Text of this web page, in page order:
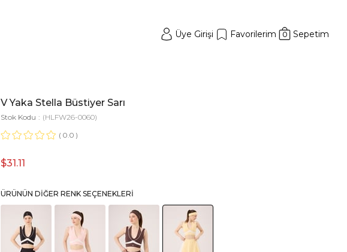
Üye Girişi Favorilerim Sepetim
0
V Yaka Stella Büstiyer Sarı
Stok Kodu
(HLFW26-0060)
0.0
$31.11
ÜRÜNÜN DIĞER RENK SEÇENEKLERI